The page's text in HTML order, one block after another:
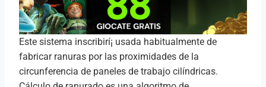
Este sistema inscribirí¡ usada habitualmente de
fabricar ranuras por las proximidades de la
circunferencia de paneles de trabajo cilíndricas.